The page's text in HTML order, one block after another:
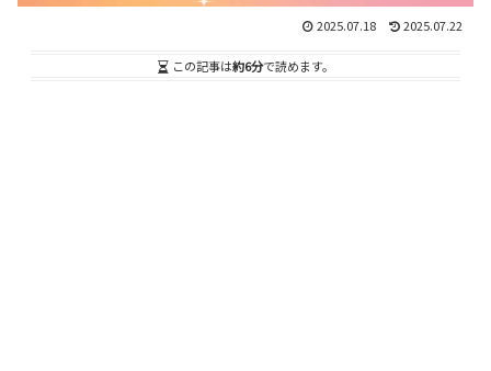
2025.07.18 2025.07.22
この記事は約6分で読めます。